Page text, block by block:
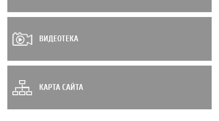
ВИДЕОТЕКА
КАРТА САЙТА